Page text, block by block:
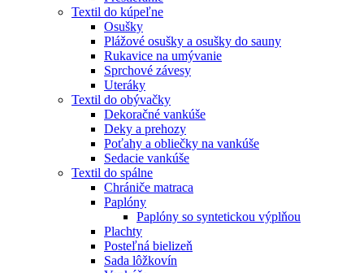
Textil do kúpeľne
Osušky
Plážové osušky a osušky do sauny
Rukavice na umývanie
Sprchové závesy
Uteráky
Textil do obývačky
Dekoračné vankúše
Deky a prehozy
Poťahy a obliečky na vankúše
Sedacie vankúše
Textil do spálne
Chrániče matraca
Paplóny
Paplóny so syntetickou výplňou
Plachty
Posteľná bielizeň
Sada lôžkovín